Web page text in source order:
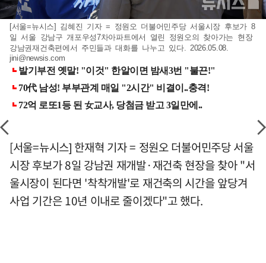
[서울=뉴시스] 김혜진 기자 = 정원오 더불어민주당 서울시장 후보가 8
일 서울 강남구 개포우성7차아파트에서 열린 정원오의 찾아가는 현장
강남권재건축편에서 주민들과 대화를 나누고 있다. 2026.05.08.
jini@newsis.com
[서울=뉴시스] 한재혁 기자 = 정원오 더불어민주당 서울
시장 후보가 8일 강남권 재개발·재건축 현장을 찾아 "서
울시장이 된다면 '착착개발'로 재건축의 시간을 앞당겨
사업 기간은 10년 이내로 줄이겠다"고 했다.